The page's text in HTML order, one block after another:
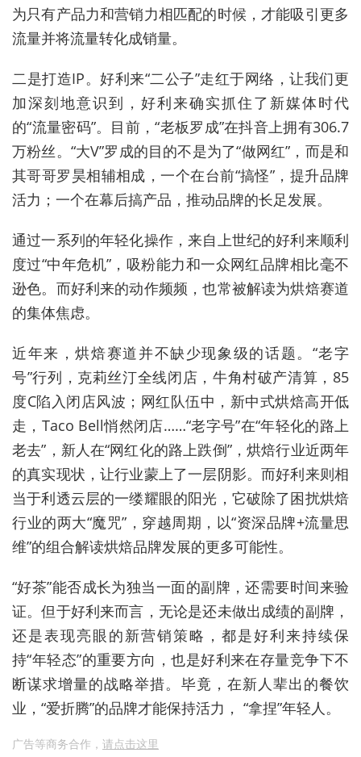
为只有产品力和营销力相匹配的时候，才能吸引更多
流量并将流量转化成销量。
二是打造IP。好利来“二公子”走红于网络，让我们更
加深刻地意识到，好利来确实抓住了新媒体时代
的“流量密码”。目前，“老板罗成”在抖音上拥有306.7
万粉丝。“大V”罗成的目的不是为了“做网红”，而是和
其哥哥罗昊相辅相成，一个在台前“搞怪”，提升品牌
活力；一个在幕后搞产品，推动品牌的长足发展。
通过一系列的年轻化操作，来自上世纪的好利来顺利
度过“中年危机”，吸粉能力和一众网红品牌相比毫不
逊色。而好利来的动作频频，也常被解读为烘焙赛道
的集体焦虑。
近年来，烘焙赛道并不缺少现象级的话题。“老字
号”行列，克莉丝汀全线闭店，牛角村破产清算，85
度C陷入闭店风波；网红队伍中，新中式烘焙高开低
走，Taco Bell悄然闭店……“老字号”在“年轻化的路上
老去”，新人在“网红化的路上跌倒”，烘焙行业近两年
的真实现状，让行业蒙上了一层阴影。而好利来则相
当于利透云层的一缕耀眼的阳光，它破除了困扰烘焙
行业的两大“魔咒”，穿越周期，以“资深品牌+流量思
维”的组合解读烘焙品牌发展的更多可能性。
“好茶”能否成长为独当一面的副牌，还需要时间来验
证。但于好利来而言，无论是还未做出成绩的副牌，
还是表现亮眼的新营销策略，都是好利来持续保
持“年轻态”的重要方向，也是好利来在存量竞争下不
断谋求增量的战略举措。毕竟，在新人辈出的餐饮
业，“爱折腾”的品牌才能保持活力， “拿捏”年轻人。
广告等商务合作， 请点击这里